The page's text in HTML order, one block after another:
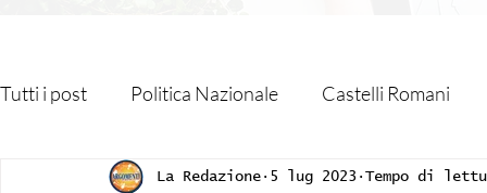
Tutti i post Politica Nazionale Castelli Romani
Roma Capitale Regione Lazio Associazioni
La Redazione 5 lug 2023 Tempo di